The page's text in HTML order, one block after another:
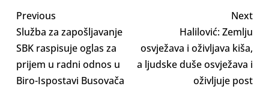
Previous
Služba za zapošljavanje
SBK raspisuje oglas za
prijem u radni odnos u
Biro-Ispostavi Busovača
Next
Halilović: Zemlju
osvježava i oživljava kiša,
a ljudske duše osvježava i
oživljuje post